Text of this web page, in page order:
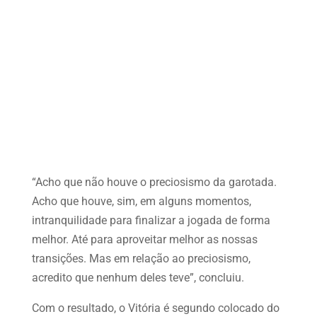
“Acho que não houve o preciosismo da garotada.
Acho que houve, sim, em alguns momentos,
intranquilidade para finalizar a jogada de forma
melhor. Até para aproveitar melhor as nossas
transições. Mas em relação ao preciosismo,
acredito que nenhum deles teve”, concluiu.
Com o resultado, o Vitória é segundo colocado do